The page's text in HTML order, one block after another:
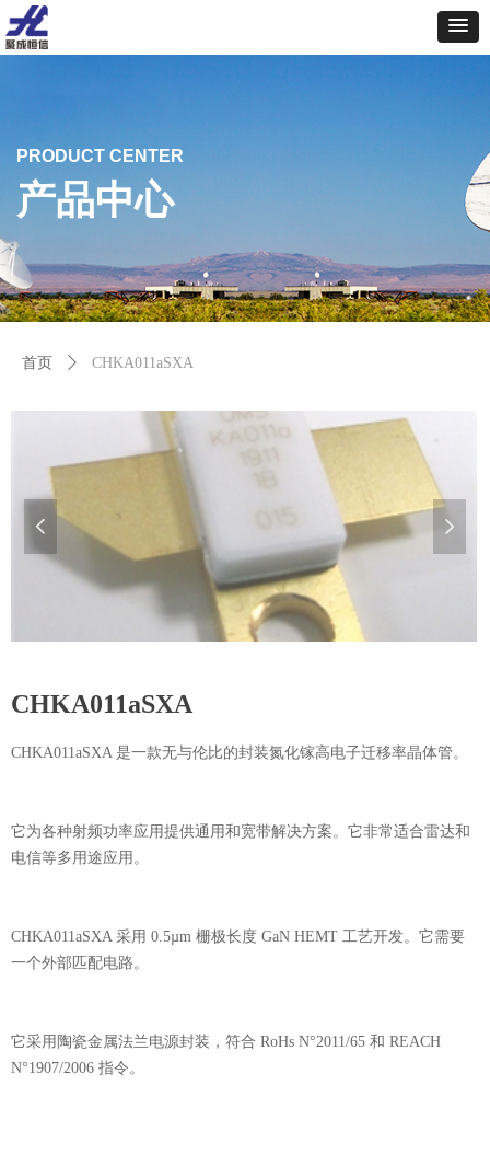
PRODUCT CENTER
产品中心
首页 ꄲ CHKA011aSXA
넳 넲
CHKA011aSXA
CHKA011aSXA 是一款无与伦比的封装氮化镓高电子迁移率晶体管。
它为各种射频功率应用提供通用和宽带解决方案。它非常适合雷达和
电信等多用途应用。
CHKA011aSXA 采用 0.5µm 栅极长度 GaN HEMT 工艺开发。它需要
一个外部匹配电路。
它采用陶瓷金属法兰电源封装，符合 RoHs N°2011/65 和 REACH
N°1907/2006 指令。